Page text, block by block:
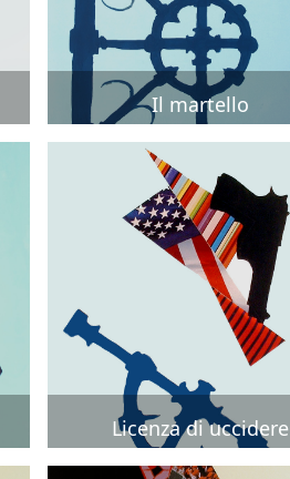
Il martello
Licenza di uccidere